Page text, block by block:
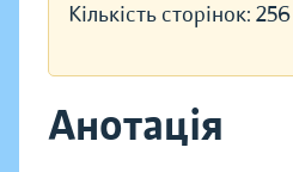
Кількість сторінок: 256
Анотація